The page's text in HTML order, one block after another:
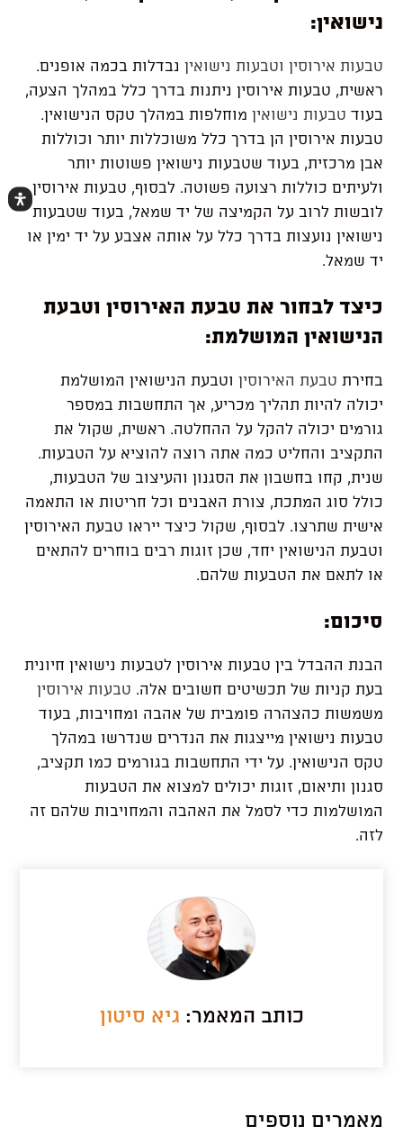
נישואין:
טבעות אירוסין וטבעות נישואין נבדלות בכמה אופנים.
ראשית, טבעות אירוסין ניתנות בדרך כלל במהלך הצעה,
בעוד טבעות נישואין מוחלפות במהלך טקס הנישואין.
טבעות אירוסין הן בדרך כלל משוכללות יותר וכוללות
אבן מרכזית, בעוד שטבעות נישואין פשוטות יותר
ולעיתים כוללות רצועה פשוטה. לבסוף, טבעות אירוסין
לובשות לרוב על הקמיצה של יד שמאל, בעוד שטבעות
נישואין נועצות בדרך כלל על אותה אצבע על יד ימין או
יד שמאל.
כיצד לבחור את טבעת האירוסין וטבעת
הנישואין המושלמת:
בחירת טבעת האירוסין וטבעת הנישואין המושלמת
יכולה להיות תהליך מכריע, אך התחשבות במספר
גורמים יכולה להקל על ההחלטה. ראשית, שקול את
התקציב והחליט כמה אתה רוצה להוציא על הטבעות.
שנית, קחו בחשבון את הסגנון והעיצוב של הטבעות,
כולל סוג המתכת, צורת האבנים וכל חריטות או התאמה
אישית שתרצו. לבסוף, שקול כיצד ייראו טבעת האירוסין
וטבעת הנישואין יחד, שכן זוגות רבים בוחרים להתאים
או לתאם את הטבעות שלהם.
סיכום:
הבנת ההבדל בין טבעות אירוסין לטבעות נישואין חיונית
בעת קניות של תכשיטים חשובים אלה. טבעות אירוסין
משמשות כהצהרה פומבית של אהבה ומחויבות, בעוד
טבעות נישואין מייצגות את הנדרים שנדרשו במהלך
טקס הנישואין. על ידי התחשבות בגורמים כמו תקציב,
סגנון ותיאום,זוגות יכולים למצוא את הטבעות
המושלמות כדי לסמל את האהבה והמחויבות שלהם זה
לזה.
כותב המאמר: גיא סיטון
מאמרים נוספים